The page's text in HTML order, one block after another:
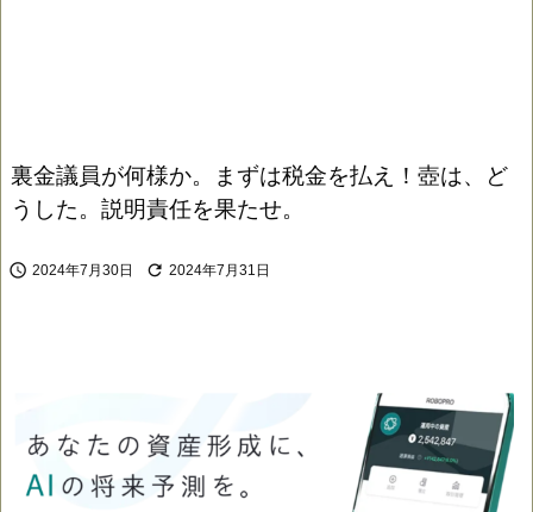
裏金議員が何様か。まずは税金を払え！壺は、ど
うした。説明責任を果たせ。
 2024年7月30日  2024年7月31日